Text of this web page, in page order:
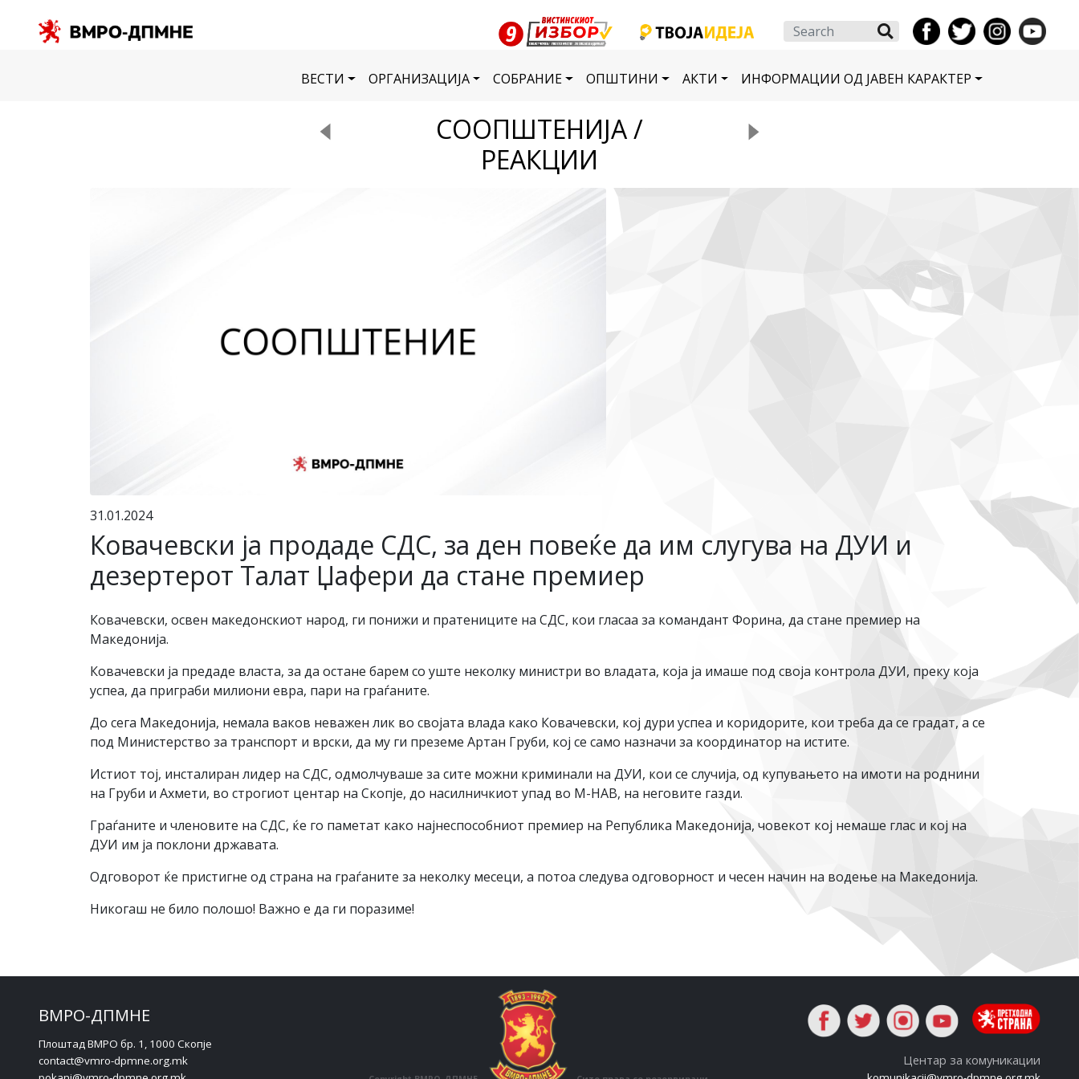
Search
ВЕСТИ ОРГАНИЗАЦИЈА СОБРАНИЕ ОПШТИНИ АКТИ ИНФОРМАЦИИ ОД ЈАВЕН КАРАКТЕР
СООПШТЕНИЈА /
РЕАКЦИИ
31.01.2024
Ковачевски ја продаде СДС, за ден повеќе да им слугува на ДУИ и
дезертерот Талат Џафери да стане премиер
Ковачевски, освен македонскиот народ, ги понижи и пратениците на СДС, кои гласаа за командант Форина, да стане премиер на
Македонија.
Ковачевски ја предаде власта, за да остане барем со уште неколку министри во владата, која ја имаше под своја контрола ДУИ, преку која
успеа, да приграби милиони евра, пари на граѓаните.
До сега Македонија, немала ваков неважен лик во својата влада како Ковачевски, кој дури успеа и коридорите, кои треба да се градат, а се
под Министерство за транспорт и врски, да му ги преземе Артан Груби, кој се само назначи за координатор на истите.
Истиот тој, инсталиран лидер на СДС, одмолчуваше за сите можни криминали на ДУИ, кои се случија, од купувањето на имоти на роднини
на Груби и Ахмети, во строгиот центар на Скопје, до насилничкиот упад во М-НАВ, на неговите газди.
Граѓаните и членовите на СДС, ќе го паметат како најнеспособниот премиер на Република Македонија, човекот кој немаше глас и кој на
ДУИ им ја поклони државата.
Одговорот ќе пристигне од страна на граѓаните за неколку месеци, а потоа следува одговорност и чесен начин на водење на Македонија.
Никогаш не било полошо! Важно е да ги поразиме!
ВМРО-ДПМНЕ
Плоштад ВМРО бр. 1, 1000 Скопје
contact@vmro-dpmne.org.mk
Центар за комуникации